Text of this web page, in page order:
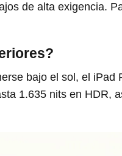
de alta exigencia.
bajo el sol, el iPad
1.635 nits en HDR,